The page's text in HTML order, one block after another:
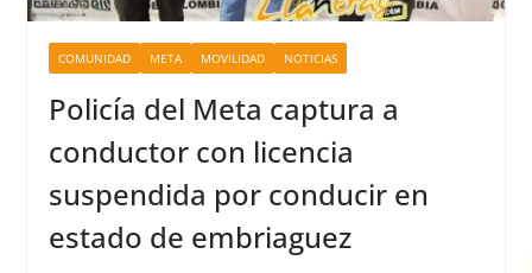
COMUNIDAD META MOVILIDAD NOTICIAS
Policía del Meta captura a
conductor con licencia
suspendida por conducir en
estado de embriaguez